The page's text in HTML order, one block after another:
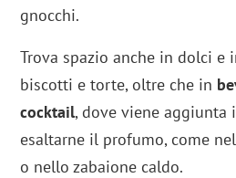
gnocchi.
Trova spazio anche in dolci e
biscotti e torte, oltre che in
cocktail, dove viene aggiunta
esaltarne il profumo, come
o nello zabaione caldo.